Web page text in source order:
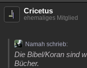
Cricetus
ehemaliges Mitglied
Namah schrieb:
Die Bibel/Koran sind
Bücher.